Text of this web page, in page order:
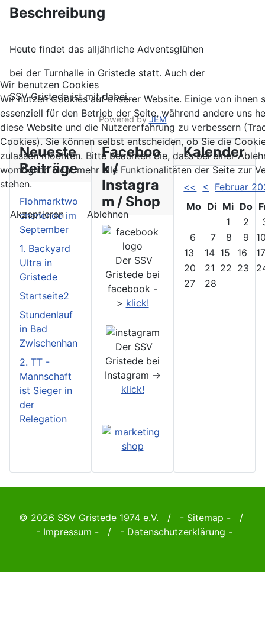
Beschreibung
Heute findet das alljährliche Adventsglühen
bei der Turnhalle in Gristede statt. Auch der
SSV Gristede ist mit dabei....
Powered byJEM
Neueste
Beiträge
Flohmarktwo
chenende im
September
1. Backyard
Ultra in
Gristede
Startseite2
Stundenlauf
in Bad
Zwischenhan
2. TT -
Mannschaft
ist Sieger in
der
Relegation
Faceboo
k /
Instagra
m / Shop
Der SSV
Gristede bei
facebook -
> klick!
Der SSV
Gristede bei
Instagram ->
klick!
Kalender
<< <
Februar
Mo Di Mi Do
1
2
6
7 8 9
13
14 15 16
20
21 22 23
27
28
© 2026 SSV Gristede 1974 e.V. / - Sitemap - /
- Impressum - / - Datenschutzerklärung -
Wir benutzen Cookies
Wir nutzen Cookies auf unserer Website. Einige von ihnen
essenziell für den Betrieb der Seite, während andere uns
diese Website und die Nutzererfahrung zu verbessern
Cookies). Sie können selbst entscheiden, ob Sie die
zulassen möchten. Bitte beachten Sie, dass bei einer
womöglich nicht mehr alle Funktionalitäten der Seite zur
stehen.
Akzeptieren Ablehnen